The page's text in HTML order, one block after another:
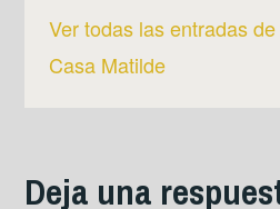
Ver todas las entradas
Casa Matilde
Deja una